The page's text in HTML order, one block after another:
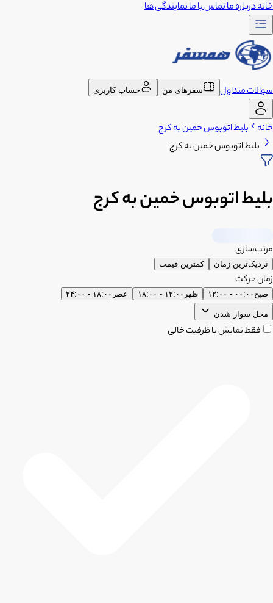
خانهدرباره ماتماس با مانمایندگی ها
سوالات متداول سفرهای من حساب کاربری
خانه بلیط اتوبوس خمین به کرج
بلیط اتوبوس خمین به کرج
بلیط اتوبوس خمین به کرج
مرتب‌سازی
نزدیک‌ترین زمان کمترین قیمت
زمان حرکت
صبح ۰۰:۰۰ - ۱۲:۰۰ ظهر ۱۲:۰۰ - ۱۸:۰۰ عصر ۱۸:۰۰ - ۲۴:۰۰
محل سوار شدن
فقط نمایش با ظرفیت خالی